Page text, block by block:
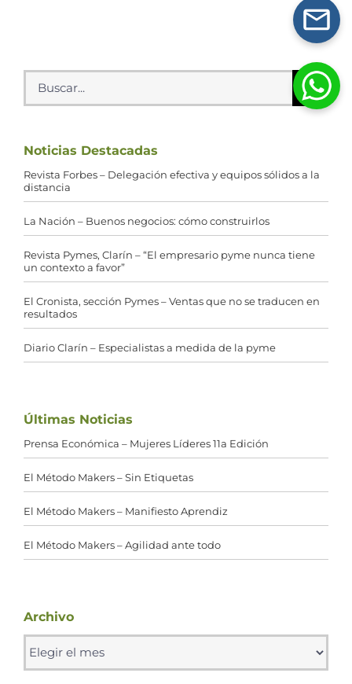
Buscar:
Noticias Destacadas
Revista Forbes – Delegación efectiva y equipos sólidos a la
distancia
La Nación – Buenos negocios: cómo construirlos
Revista Pymes, Clarín – “El empresario pyme nunca tiene
un contexto a favor”
El Cronista, sección Pymes – Ventas que no se traducen en
resultados
Diario Clarín – Especialistas a medida de la pyme
Últimas Noticias
Prensa Económica – Mujeres Líderes 11a Edición
El Método Makers – Sin Etiquetas
El Método Makers – Manifiesto Aprendiz
El Método Makers – Agilidad ante todo
Archivo
Archivo